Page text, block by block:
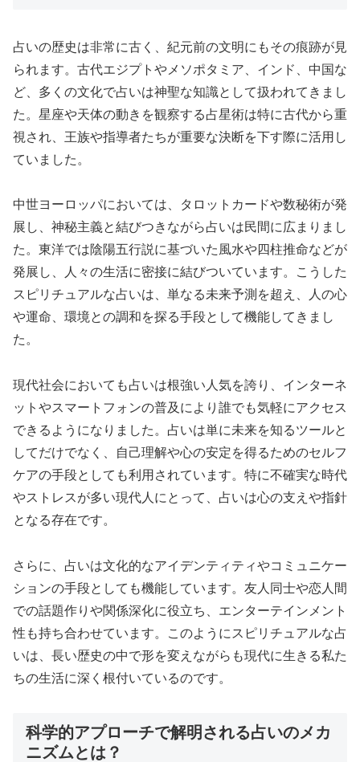
占いの歴史は非常に古く、紀元前の文明にもその痕跡が見
られます。古代エジプトやメソポタミア、インド、中国な
ど、多くの文化で占いは神聖な知識として扱われてきまし
た。星座や天体の動きを観察する占星術は特に古代から重
視され、王族や指導者たちが重要な決断を下す際に活用し
ていました。
中世ヨーロッパにおいては、タロットカードや数秘術が発
展し、神秘主義と結びつきながら占いは民間に広まりまし
た。東洋では陰陽五行説に基づいた風水や四柱推命などが
発展し、人々の生活に密接に結びついています。こうした
スピリチュアルな占いは、単なる未来予測を超え、人の心
や運命、環境との調和を探る手段として機能してきまし
た。
現代社会においても占いは根強い人気を誇り、インターネ
ットやスマートフォンの普及により誰でも気軽にアクセス
できるようになりました。占いは単に未来を知るツールと
してだけでなく、自己理解や心の安定を得るためのセルフ
ケアの手段としても利用されています。特に不確実な時代
やストレスが多い現代人にとって、占いは心の支えや指針
となる存在です。
さらに、占いは文化的なアイデンティティやコミュニケー
ションの手段としても機能しています。友人同士や恋人間
での話題作りや関係深化に役立ち、エンターテインメント
性も持ち合わせています。このようにスピリチュアルな占
いは、長い歴史の中で形を変えながらも現代に生きる私た
ちの生活に深く根付いているのです。
科学的アプローチで解明される占いのメカ
ニズムとは？